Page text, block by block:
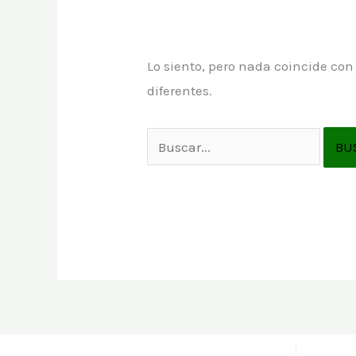
Lo siento, pero nada coincide
diferentes.